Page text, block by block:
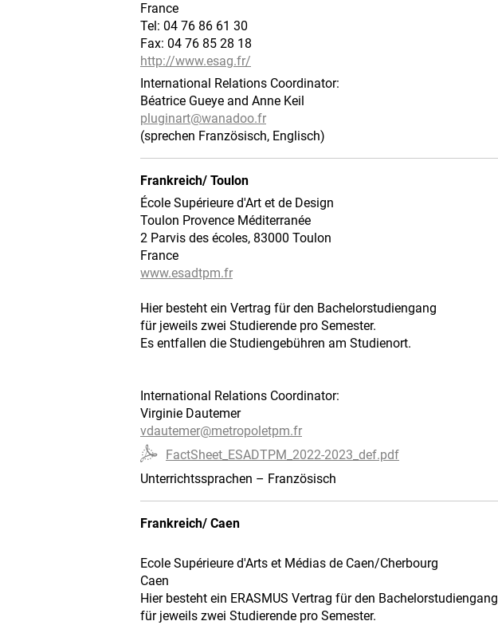
France
Tel: 04 76 86 61 30
Fax: 04 76 85 28 18
http://www.esag.fr/
International Relations Coordinator:
Béatrice Gueye and Anne Keil
pluginart@wanadoo.fr
(sprechen Französisch, Englisch)
Frankreich/ Toulon
École Supérieure d'Art et de Design
Toulon Provence Méditerranée
2 Parvis des écoles, 83000 Toulon
France
www.esadtpm.fr
Hier besteht ein Vertrag für den Bachelorstudiengang
für jeweils zwei Studierende pro Semester.
Es entfallen die Studiengebühren am Studienort.
International Relations Coordinator:
Virginie Dautemer
vdautemer@metropoletpm.fr
FactSheet_ESADTPM_2022-2023_def.pdf
Unterrichtssprachen – Französisch
Frankreich/ Caen
Ecole Supérieure d'Arts et Médias de Caen/Cherbourg
Caen
Hier besteht ein ERASMUS Vertrag für den Bachelorstudiengang
für jeweils zwei Studierende pro Semester.